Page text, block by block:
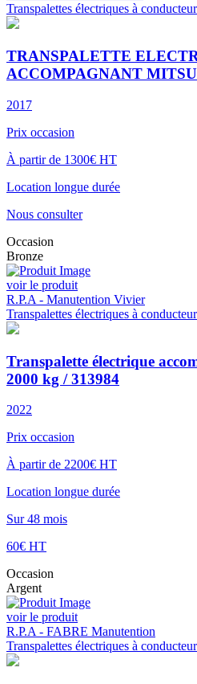
Transpalettes électriques à
TRANSPALETTE
ACCOMPAGNANT
2017
Prix occasion
À partir de 1300€ HT
Location longue durée
Nous consulter
Occasion
Bronze
voir le produit
R.P.A - Manutention Vivier
Transpalettes électriques à
Transpalette électrique
2000 kg / 313984
2022
Prix occasion
À partir de 2200€ HT
Location longue durée
Sur 48 mois
60€ HT
Occasion
Argent
voir le produit
R.P.A - FABRE Manutention
Transpalettes électriques à